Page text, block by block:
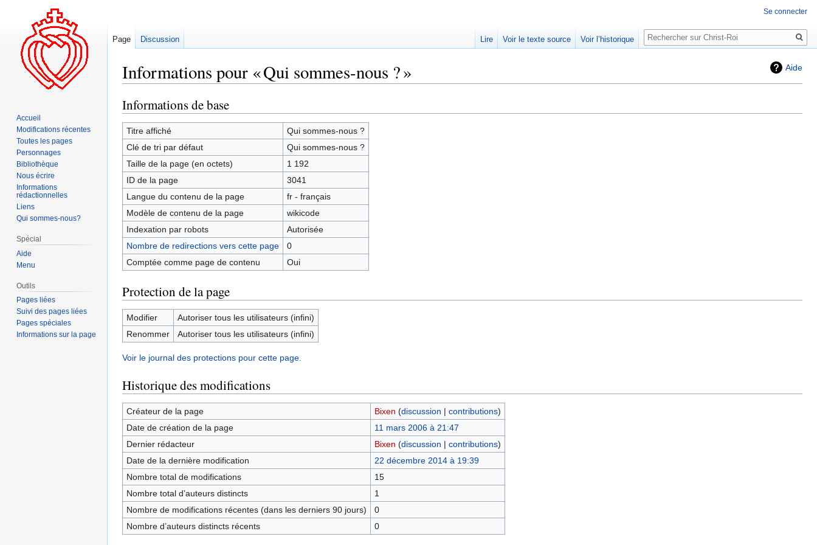
Aide
Informations pour « Qui sommes-nous ? »
Aller
à
la
navigation
Aller
à
la
recherche
Informations de base
Titre affiché
Qui sommes-nous ?
Clé de tri par défaut
Qui sommes-nous ?
Taille de la page (en octets)
1 192
ID de la page
3041
Langue du contenu de la page
fr - français
Modèle de contenu de la page
wikicode
Indexation par robots
Autorisée
Nombre de redirections vers cette page
0
Comptée comme page de contenu
Oui
Protection de la page
Modifier
Autoriser tous les utilisateurs (infini)
Renommer
Autoriser tous les utilisateurs (infini)
Voir le journal des protections pour cette page.
Historique des modifications
Créateur de la page Bixen (discussion | contributions)
Date de création de la page
11 mars 2006 à 21:47
Dernier rédacteur
Bixen (discussion | contributions)
Date de la dernière modification
22 décembre 2014 à 19:39
Nombre total de modifications
15
Nombre total d’auteurs distincts
1
Nombre de modifications récentes (dans les derniers 90 jours)
0
Nombre d’auteurs distincts récents
0
Se connecter
Page Discussion Lire Voir le texte source Voir l’historique
Rechercher
Accueil
Modifications récentes
Toutes les pages
Personnages
Bibliothèque
Nous écrire
Informations
rédactionnelles
Liens
Qui sommes-nous?
Spécial
Aide
Menu
Outils
Pages liées
Suivi des pages liées
Pages spéciales
Informations sur la page